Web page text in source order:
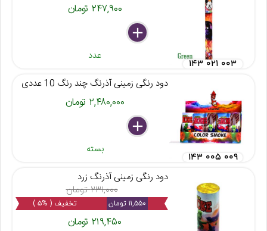
۲۴۷,۹۰۰ تومان
delete
remove
add
عدد
۱۴۳ ۰۲۱ ۰۰۳
دود رنگی زمینی آذرنگ چند رنگ 10 عددی
۲,۴۸۰,۰۰۰ تومان
delete
remove
add
بسته
۱۴۳ ۰۰۵ ۰۰۹
دود رنگی زمینی آذرنگ زرد
۲۳۱,۰۰۰ تومان
۱۱,۵۵۰ تومان تخفیف ( %۵ )
۲۱۹,۴۵۰ تومان